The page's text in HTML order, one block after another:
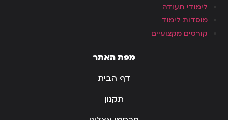
לימודי תעודה
מוסדות לימוד
קורסים מקצועיים
מפת האתר
דף הבית
תקנון